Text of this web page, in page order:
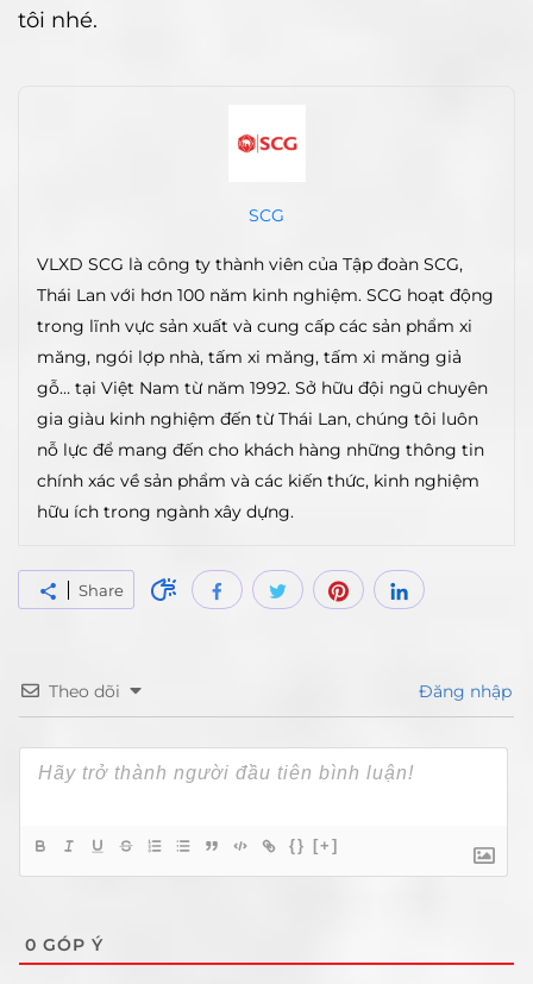
tôi nhé.
SCG
VLXD SCG là công ty thành viên của Tập đoàn SCG,
Thái Lan với hơn 100 năm kinh nghiệm. SCG hoạt động
trong lĩnh vực sản xuất và cung cấp các sản phẩm xi
măng, ngói lợp nhà, tấm xi măng, tấm xi măng giả
gỗ… tại Việt Nam từ năm 1992. Sở hữu đội ngũ chuyên
gia giàu kinh nghiệm đến từ Thái Lan, chúng tôi luôn
nỗ lực để mang đến cho khách hàng những thông tin
chính xác về sản phẩm và các kiến thức, kinh nghiệm
hữu ích trong ngành xây dựng.
Share
Theo dõi Đăng nhập
{} [+]
0 GÓP Ý